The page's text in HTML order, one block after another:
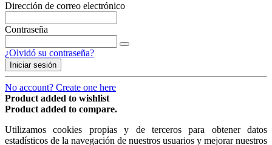
Dirección de correo electrónico
Contraseña
¿Olvidó su contraseña?
Iniciar sesión
No account? Create one here
Product added to wishlist
Product added to compare.
Utilizamos cookies propias y de terceros para obtener datos
estadísticos de la navegación de nuestros usuarios y mejorar nuestros